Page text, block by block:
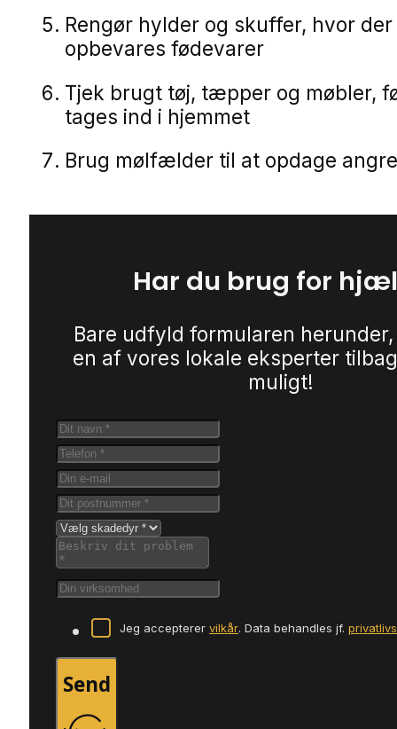
Rengør hylder og skuffer, hvor der
opbevares fødevarer
Tjek brugt tøj, tæpper og møbler,
tages ind i hjemmet
Brug mølfælder til at opdage
Har du brug for
Bare udfyld formularen
en af vores lokale eksperter
muligt!
Jeg accepterer vilkår. Data behandles jf.
Send